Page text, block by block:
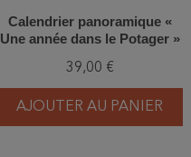
Calendrier panoramique «
Une année dans le Potager »
39,00 €
AJOUTER AU PANIER